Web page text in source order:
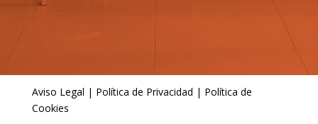
Aviso Legal | Política de Privacidad | Política de
Cookies